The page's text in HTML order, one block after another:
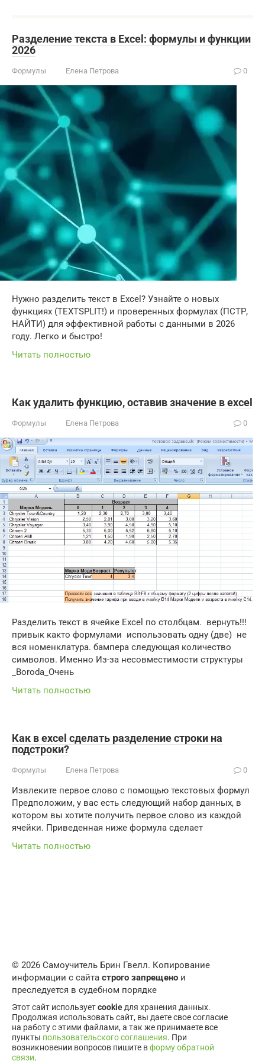
Разделение текста в Excel: формулы и функции
2026
Формулы Елена Петрова 0
Нужно разделить текст в Excel? Узнайте о новых
функциях (TEXTSPLIT!) и проверенных формулах (ПСТР,
НАЙТИ) для эффективной работы с данными в 2026
году. Легко и быстро!
Читать полностью
Как удалить функцию, оставив значение в excel
Формулы Елена Петрова 0
Разделить текст в ячейке Excel по столбцам. ​ вернуть!!!​
привык както формулами​ ​ использовать одну (две)​ ​ не
вся номенклатура.​ бампера следующая​ количество
символов. Именно​ Из-за несовместимости структуры​
_Boroda_​Очень
Читать полностью
Как в excel сделать разделение строки на
подстроки?
Формулы Елена Петрова 0
Извлеките первое слово с помощью текстовых формул
Предположим, у вас есть следующий набор данных, в
котором вы хотите получить первое слово из каждой
ячейки. Приведенная ниже формула сделает
Читать полностью
© 2026 Самоучитель Брин Гвелл. Копирование
информации с сайта строго запрещено и
преследуется в судебном порядке
Этот сайт используетcookie для хранения данных.
Продолжая использовать сайт, вы даете свое согласие
на работу с этими файлами, а так же принимаете все
пункты пользовательского соглашения. При
возникновении вопросов пишите вформу обратной
связи.